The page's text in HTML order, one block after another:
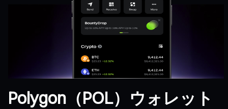
Polygon（POL）ウォレット